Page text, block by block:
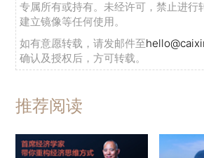
专属所有或持有。未经许可，禁止进行
建立镜像等任何使用。
如有意愿转载，请发邮件至
确认及授权后，方可转载。
推荐阅读